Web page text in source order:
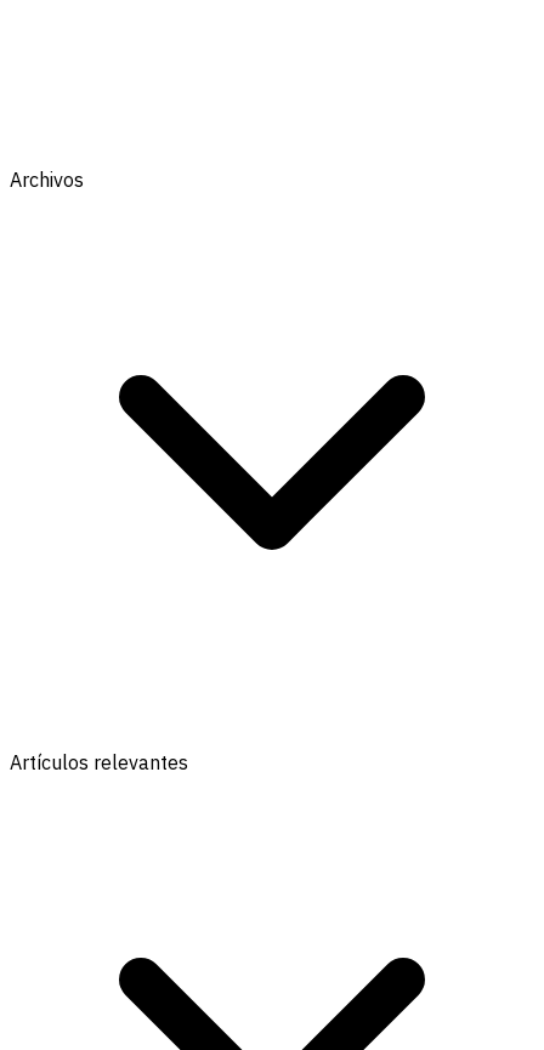
Archivos
Artículos relevantes